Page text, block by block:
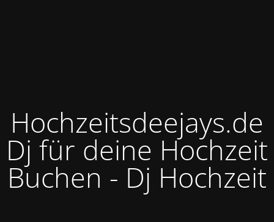
Hochzeitsdeejays.de
Dj für deine Hochzeit
Buchen - Dj Hochzeit